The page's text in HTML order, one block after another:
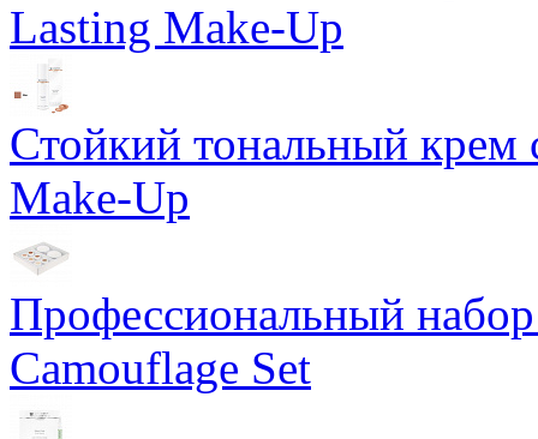
Lasting Make-Up
Стойкий тональный
Make-Up
Профессиональный
Camouflage Set